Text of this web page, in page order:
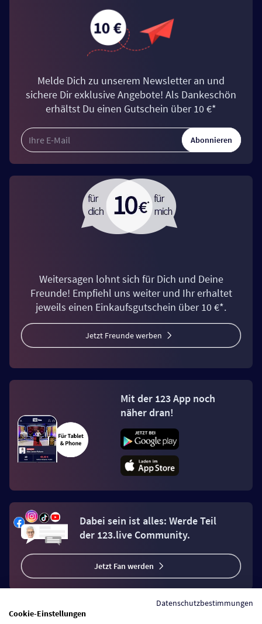
Melde Dich zu unserem Newsletter an und
sichere Dir exklusive Angebote! Als Dankeschön
erhältst Du einen Gutschein über 10 €*
Abonnieren
Weitersagen lohnt sich für Dich und Deine
Freunde! Empfiehl uns weiter und Ihr erhaltet
jeweils einen Einkaufsgutschein über 10 €*.
Jetzt Freunde werben
Mit der 123 App noch
näher dran!
Dabei sein ist alles: Werde Teil
der 123.live Community.
Jetzt Fan werden
Datenschutzbestimmungen
Cookie-Einstellungen